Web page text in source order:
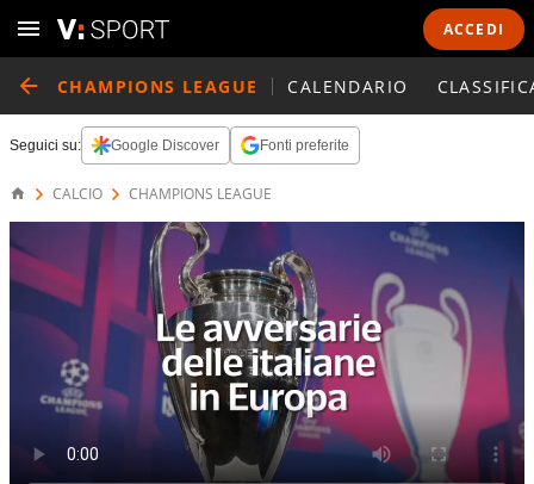
ACCEDI
CHAMPIONS LEAGUE CALENDARIO
Seguici su: Google Discover Fonti preferite
CALCIO CHAMPIONS LEAGUE